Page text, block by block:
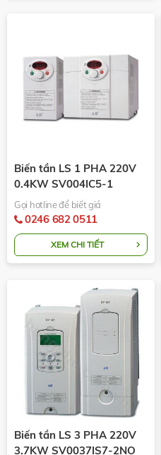
Biến tần LS 1 PHA 220V
0.4KW SV004IC5-1
Gọi hotline để biết giá
0246 682 0511
XEM CHI TIẾT
Biến tần LS 3 PHA 220V
3.7KW SV0037IS7-2NO